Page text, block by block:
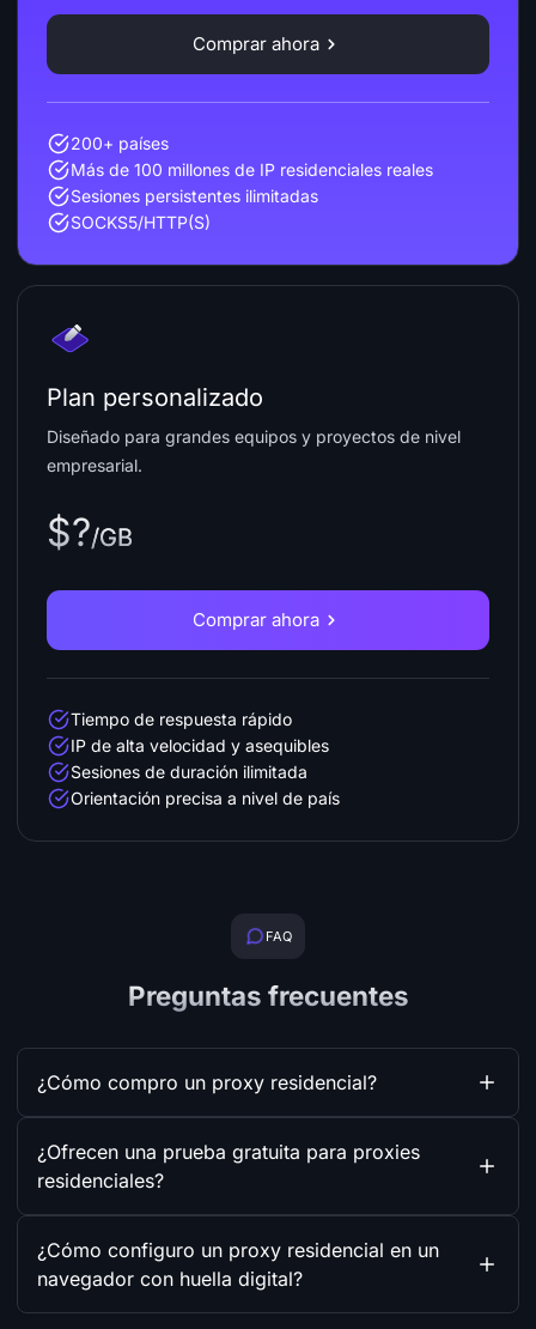
Comprar ahora
200+ países
Más de 100 millones de IP residenciales reales
Sesiones persistentes ilimitadas
SOCKS5/HTTP(S)
Plan personalizado
Diseñado para grandes equipos y proyectos de nivel
empresarial.
$?/GB
Comprar ahora
Tiempo de respuesta rápido
IP de alta velocidad y asequibles
Sesiones de duración ilimitada
Orientación precisa a nivel de país
FAQ
Preguntas frecuentes
¿Cómo compro un proxy residencial?
¿Ofrecen una prueba gratuita para proxies
residenciales?
¿Cómo configuro un proxy residencial en un
navegador con huella digital?